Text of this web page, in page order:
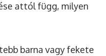
attól függ, milyen
barna vagy fekete